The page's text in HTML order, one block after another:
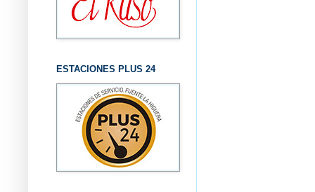
ESTACIONES PLUS 24